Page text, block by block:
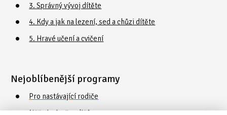
3. Správný vývoj dítěte
4. Kdy a jak na lezení, sed a chůzi dítěte
5. Hravé učení a cvičení
Nejoblíbenější programy
Pro nastávající rodiče
Něžná náruč rodičů